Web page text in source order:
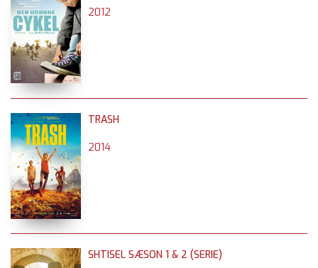
2012
TRASH
2014
SHTISEL SÆSON 1 & 2 (SERIE)